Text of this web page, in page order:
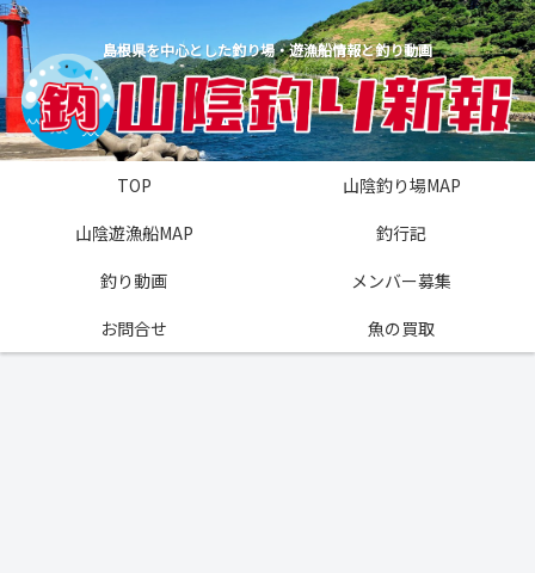
島根県を中心とした釣り場・遊漁船情報と釣り動画
TOP
山陰釣り場MAP
山陰遊漁船MAP
釣行記
釣り動画
メンバー募集
お問合せ
魚の買取